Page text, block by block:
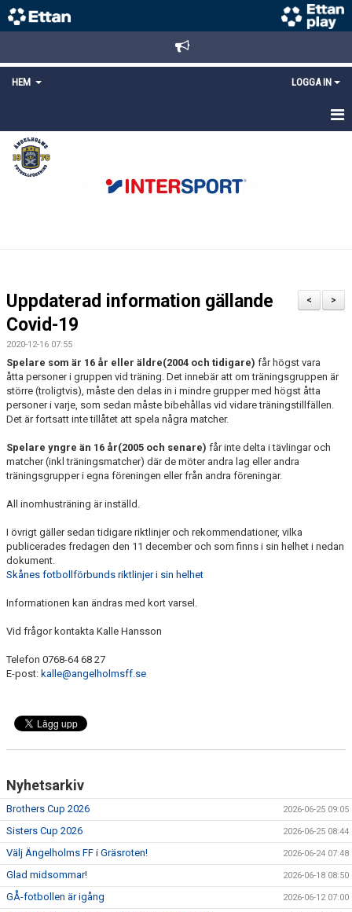
HEM LOGGA IN
STARTSIDA
NYHETER
LÄNKAR
MEDLEMS OCH TRÄNINGSAVGIFTER
>
<
Uppdaterad information gällande
Covid-19
2020-12-16 07:55
Spelare som är 16 år eller äldre(2004 och tidigare) får högst vara
åtta personer i gruppen vid träning. Det innebär att om träningsgruppen är
större (troligtvis), måste den delas in i mindre grupper med högst åtta
personer i varje, som sedan måste bibehållas vid vidare träningstillfällen.
Det är fortsatt inte tillåtet att spela några matcher.
Spelare yngre än 16 år(2005 och senare) får inte delta i tävlingar och
matcher (inkl träningsmatcher) där de möter andra lag eller andra
träningsgrupper i egna föreningen eller från andra föreningar.
All inomhusträning är inställd.
I övrigt gäller sedan tidigare riktlinjer och rekommendationer, vilka
publicerades fredagen den 11 december och som finns i sin helhet i nedan
dokument.
Skånes fotbollförbunds riktlinjer i sin helhet
Informationen kan ändras med kort varsel.
Vid frågor kontakta Kalle Hansson
Telefon 0768-64 68 27
E-post: kalle@angelholmsff.se
Nyhetsarkiv
Brothers Cup 2026 2026-06-25 09:05
Sisters Cup 2026 2026-06-25 08:44
Välj Ängelholms FF i Gräsroten! 2026-06-24 07:48
Glad midsommar! 2026-06-18 08:50
GÅ-fotbollen är igång 2026-06-12 07:00